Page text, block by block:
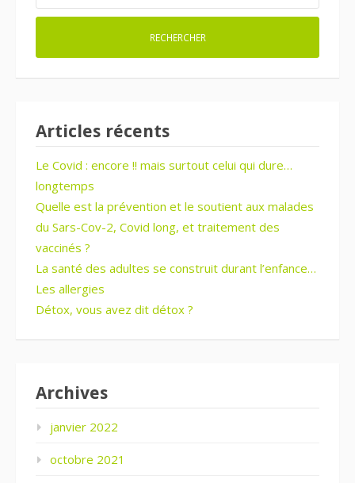
Articles récents
Le Covid : encore !! mais surtout celui qui dure…
longtemps
Quelle est la prévention et le soutient aux malades
du Sars-Cov-2, Covid long, et traitement des
vaccinés ?
La santé des adultes se construit durant l’enfance…
Les allergies
Détox, vous avez dit détox ?
Archives
janvier 2022
octobre 2021